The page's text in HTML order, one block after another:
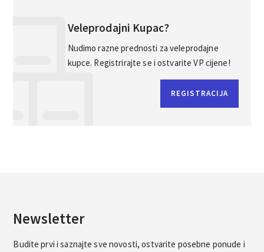
Veleprodajni Kupac?
Nudimo razne prednosti za veleprodajne
kupce. Registrirajte se i ostvarite VP cijene!
REGISTRACIJA
Newsletter
Budite prvi i saznajte sve novosti, ostvarite posebne ponude i